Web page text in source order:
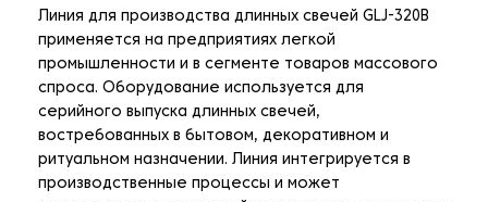
Линия для производства длинных свечей GLJ-320B
применяется на предприятиях легкой
промышленности и в сегменте товаров массового
спроса. Оборудование используется для
серийного выпуска длинных свечей,
востребованных в бытовом, декоративном и
ритуальном назначении. Линия интегрируется в
производственные процессы и может